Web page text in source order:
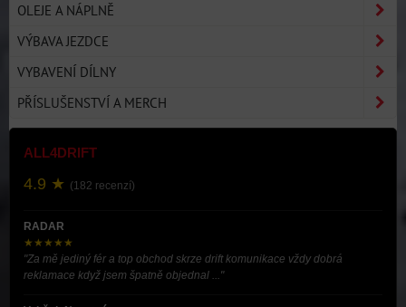
OLEJE A NÁPLNĚ
VÝBAVA JEZDCE
VYBAVENÍ DÍLNY
PŘÍSLUŠENSTVÍ A MERCH
ALL4DRIFT
4.9 ★ (182 recenzí)
RADAR
★★★★★
"Za mě jediný fér a top obchod skrze drift komunikace vždy dobrá
reklamace když jsem špatně objednal ..."